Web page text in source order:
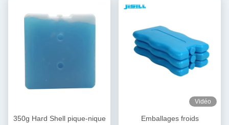
350g Hard Shell pique-nique
Vidéo
Emballages froids